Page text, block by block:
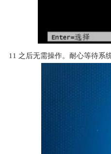
11 之后无需操作。耐心等待系